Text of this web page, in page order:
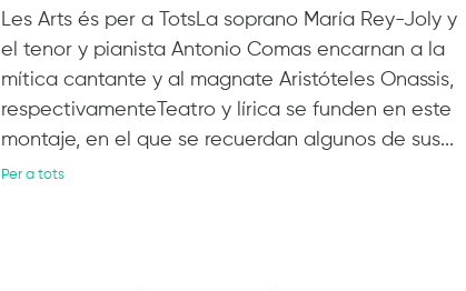
Les Arts és per a TotsLa soprano María Rey-Joly y
el tenor y pianista Antonio Comas encarnan a la
mítica cantante y al magnate Aristóteles Onassis,
respectivamenteTeatro y lírica se funden en este
montaje, en el que se recuerdan algunos de sus...
Per a tots